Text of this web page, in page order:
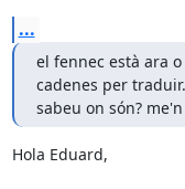
...
el fennec està ara
cadenes per traduir.
sabeu on són?
Hola Eduard,